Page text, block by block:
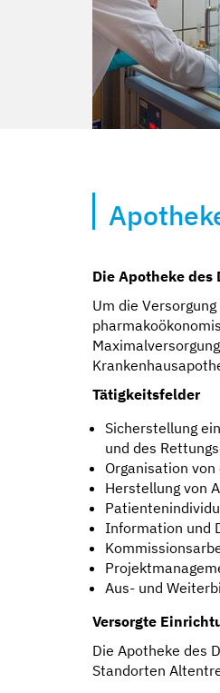
Die Apotheke
Um die
Tätigkeitsfelder
Sicherstellung
und des
Organisation
Herstellung von
Information und
Aus- und
Versorgte
Die Apotheke des
Standorten